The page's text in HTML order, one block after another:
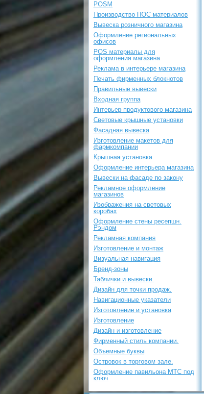
POSM
Производство ПОС материалов
Вывеска розничного магазина
Оформление региональных
офисов
POS материалы для
оформления магазина
Реклама в интерьере магазина
Печать фирменных блокнотов
Правильные вывески
Входная группа
Интерьер продуктового магазина
Световые крышные установки
Фасадная вывеска
Изготовление макетов для
фармкомпании
Крышная установка
Оформление интерьера магазина
Вывески на фасаде по закону
Рекламное оформление
магазинов
Изображения на световых
коробах
Оформление стены ресепшн.
Рэндом
Рекламная компания
Изготовление и монтаж
Визуальная навигация
Бренд-зоны
Таблички и вывески.
Дизайн для точки продаж.
Навигационные указатели
Изготовление и установка
Изготовление
Дизайн и изготовление
Фирменный стиль компании.
Объемные буквы
Островок в торговом зале.
Оформление павильона МТС под
ключ